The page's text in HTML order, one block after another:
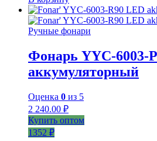
Ручные фонари
Фонарь YYC-6003-
аккумуляторный
Оценка 0 из 5
2 240.00 ₽
Купить оптом
1352 ₽